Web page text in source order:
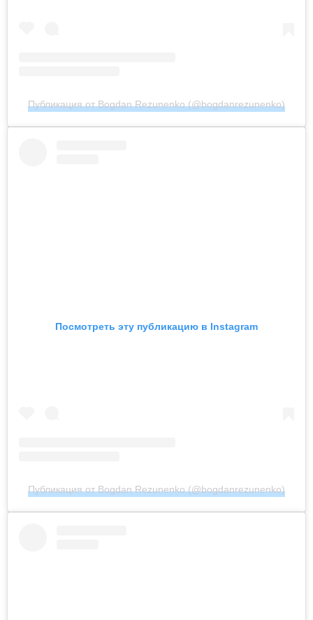
Публикация от Bogdan Rezunenko (@bogdanrezunenko)
Посмотреть эту публикацию в Instagram
Публикация от Bogdan Rezunenko (@bogdanrezunenko)